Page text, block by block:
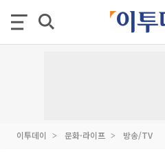
이투데이 문화·라이프 방송/TV